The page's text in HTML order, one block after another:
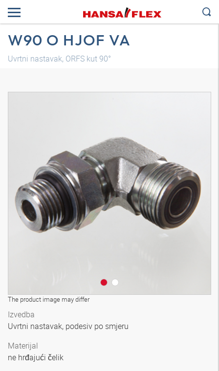
W90 O HJOF VA
Uvrtni nastavak, ORFS kut 90°
The product image may differ
Izvedba
Uvrtni nastavak, podesiv po smjeru
Materijal
ne hrđajući čelik